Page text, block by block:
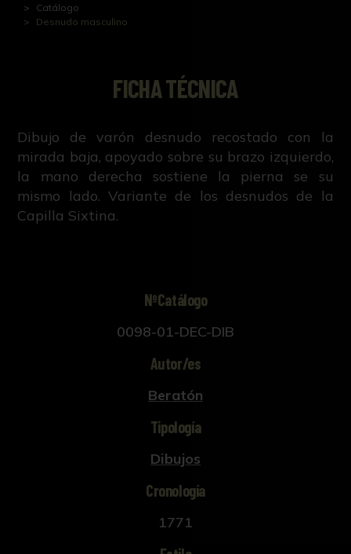
Catálogo
Desnudo masculino
FICHA TÉCNICA
Dibujo de varón desnudo recostado con la
mirada baja, apoyado sobre su brazo izquierdo,
la mano derecha sostiene la pierna se su
mismo lado. Variante de los desnudos de la
Capilla Sixtina.
NºCatálogo
0098-01-DEC-DIB
Autor/es
Beratón
Tipología
Dibujos
Cronología
1771